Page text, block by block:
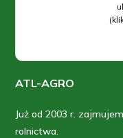
ATL-AGRO
Już od 2003 r.
rolnictwa.